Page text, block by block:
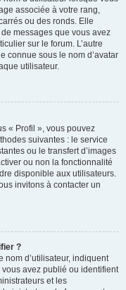
associée à votre rang,
ou des ronds. Elle
messages que vous avez
sur le forum. L’autre
connue sous le nom d’avatar
utilisateur.
« Profil », vous pouvez
suivantes : le service
ou le transfert d’images
ou non la fonctionnalité
disponible aux utilisateurs.
invitons à contacter un
?
nom d’utilisateur, indiquent
avez publié ou identifient
et les